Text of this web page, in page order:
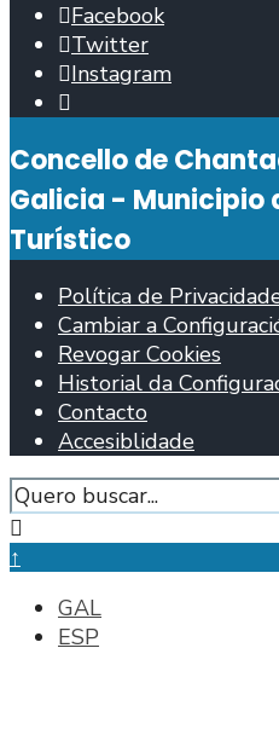
Facebook
Twitter
Instagram
de
busca
Concello de
Galicia - Municipio
Turístico
Política de
Cambiar a
Revogar Cookies
Historial da
Contacto
Accesiblidade
Procurar
busca
↑
GAL
ESP